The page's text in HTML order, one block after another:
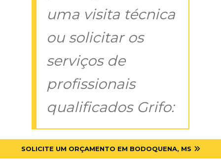
uma visita técnica
ou solicitar os
serviços de
profissionais
qualificados Grifo:
SOLICITE UM ORÇAMENTO EM BODOQUENA, MS